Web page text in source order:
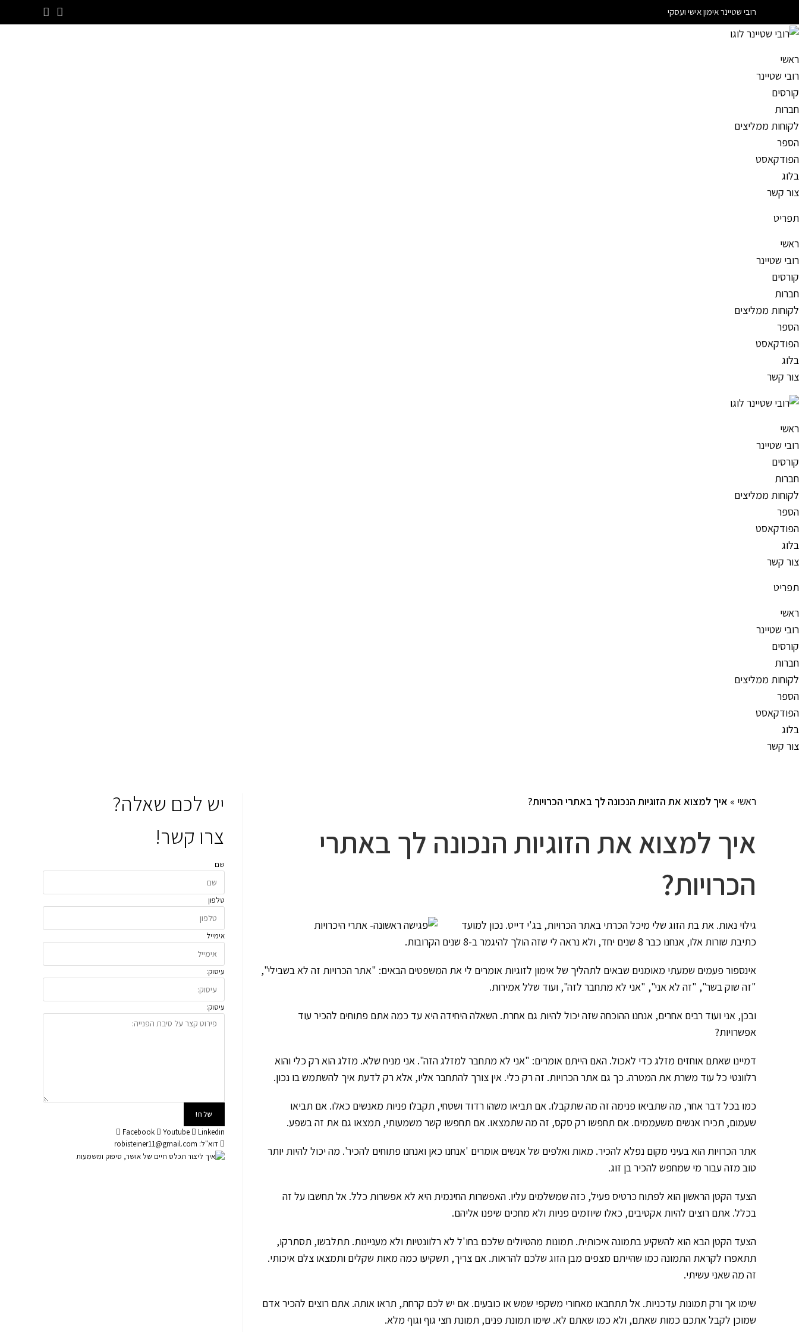
content
רובי שטיינר אימון אישי ועסקי
ראשי
רובי שטיינר
קורסים
חברות
לקוחות ממליצים
הספר
הפודקאסט
בלוג
צור קשר
תפריט
ראשי
רובי שטיינר
קורסים
חברות
לקוחות ממליצים
הספר
הפודקאסט
בלוג
צור קשר
ראשי
רובי שטיינר
קורסים
חברות
לקוחות ממליצים
הספר
הפודקאסט
בלוג
צור קשר
תפריט
ראשי
רובי שטיינר
קורסים
חברות
לקוחות ממליצים
הספר
הפודקאסט
בלוג
צור קשר
ראשי » איך למצוא את הזוגיות הנכונה לך באתרי הכרויות?
איך למצוא את הזוגיות הנכונה לך באתרי
הכרויות?
גילוי נאות. את בת הזוג שלי מיכל הכרתי באתר הכרויות, בג'י דייט. נכון למועד
כתיבת שורות אלו, אנחנו כבר 8 שנים יחד, ולא נראה לי שזה הולך להיגמר ב-8 שנים הקרובות.
אינספור פעמים שמעתי מאומנים שבאים לתהליך של אימון לזוגיות אומרים לי את המשפטים הבאים: "אתר הכרויות זה לא בשבילי",
"זה שוק בשר", "זה לא אני", "אני לא מתחבר לזה", ועוד שלל אמירות.
ובכן, אני ועוד רבים אחרים, אנחנו ההוכחה שזה יכול להיות גם אחרת. השאלה היחידה היא עד כמה אתם פתוחים להכיר עוד
אפשרויות?
דמיינו שאתם אוחזים מזלג כדי לאכול. האם הייתם אומרים: "אני לא מתחבר למזלג הזה". אני מניח שלא. מזלג הוא רק כלי והוא
רלוונטי כל עוד משרת את המטרה. כך גם אתר הכרויות. זה רק כלי. אין צורך להתחבר אליו, אלא רק לדעת איך להשתמש בו נכון.
כמו בכל דבר אחר, מה שתביאו פנימה זה מה שתקבלו. אם תביאו משהו רדוד ושטחי, תקבלו פניות מאנשים כאלו. אם תביאו
שעמום, תכירו אנשים משעממים. אם תחפשו רק סקס, זה מה שתמצאו. אם תחפשו קשר משמעותי, תמצאו גם את זה בשפע.
אתר הכרויות הוא בעיני מקום נפלא להכיר. מאות ואלפים של אנשים אומרים 'אנחנו כאן ואנחנו פתוחים להכיר'. מה יכול להיות יותר
טוב מזה עבור מי שמחפש להכיר בן זוג.
הצעד הקטן הראשון הוא לפתוח כרטיס פעיל, כזה שמשלמים עליו. האפשרות החינמית היא לא אפשרות כלל. אל תחשבו על זה
בכלל. אתם רוצים להיות אקטיבים, כאלו שיוזמים פניות ולא מחכים שיפנו אליהם.
הצעד הקטן הבא הוא להשקיע בתמונה איכותית. תמונות מהטיולים שלכם בחו'ל לא רלוונטיות ולא מעניינות. תתלבשו, תסתרקו,
תתאפרו לקראת התמונה כמו שהייתם מצפים מבן הזוג שלכם להראות. אם צריך, תשקיעו כמה מאות שקלים ותמצאו צלם איכותי.
זה מה שאני עשיתי.
שימו אך ורק תמונות עדכניות. אל תתחבאו מאחורי משקפי שמש או כובעים. אם יש לכם קרחת, תראו אותה. אתם רוצים להכיר אדם
שמוכן לקבל אתכם כמות שאתם, ולא כמו שאתם לא. שימו תמונת פנים, תמונת חצי גוף וגוף מלא.
יש לכם שאלה?
צרו קשר!
שם
טלפון
אימייל
עיסוק:
עיסוק:
שלח!
Facebook Youtube
Linkedin
דוא"ל: robisteiner11@gmail.com